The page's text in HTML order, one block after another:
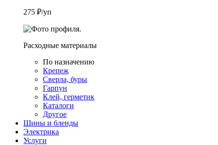
275 ₽/уп
Расходные материалы
По назначению
Крепеж
Сверла, буры
Гарпун
Клей, герметик
Каталоги
Другое
Шины и бленды
Электрика
Услуги